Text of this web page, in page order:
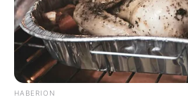
HABERION